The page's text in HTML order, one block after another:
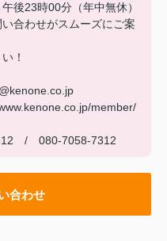
後23時00分（年中無休）
合わせがスムーズにご案
！
member/
/ 080-7058-7312
合わせ